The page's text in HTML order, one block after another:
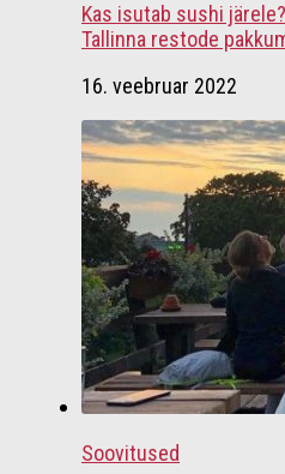
Kas isutab sushi
Tallinna restode
16. veebruar 2022
Soovitused